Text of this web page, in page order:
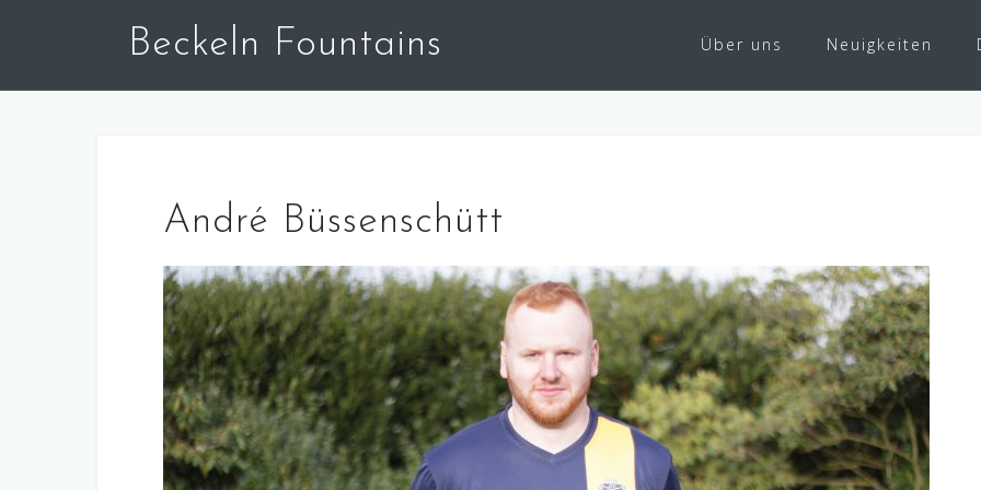
Beckeln Fountains Über uns Neuigkeiten
André Büssenschütt